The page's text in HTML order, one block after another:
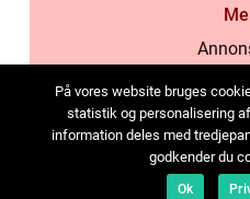
På vores website bruges
statistik og personalisering
information deles med
godkender du
Ok